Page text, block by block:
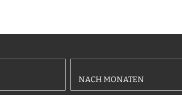
NACH MONATEN